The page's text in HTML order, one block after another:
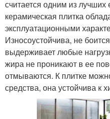
считается одним из лучших
керамическая плитка
эксплуатационными
Износоустойчива, не
выдерживает любые
жира не проникают в ее
отмываются. К плитке
средства, она устойчива к